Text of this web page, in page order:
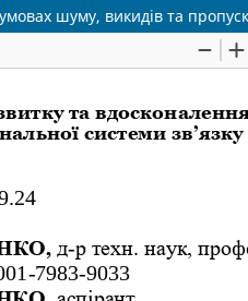
шуму, викидів та